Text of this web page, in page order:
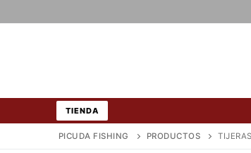
al
TIENDA
PICUDA FISHING PRODUCTOS